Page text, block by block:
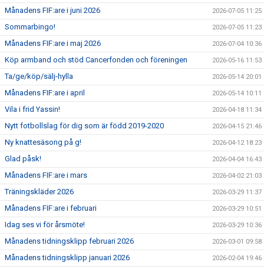
Månadens FIF:are i juni 2026 2026-07-05 11:25
Sommarbingo! 2026-07-05 11:23
Månadens FIF:are i maj 2026 2026-07-04 10:36
Köp armband och stöd Cancerfonden och föreningen 2026-05-16 11:53
Ta/ge/köp/sälj-hylla 2026-05-14 20:01
Månadens FIF:are i april 2026-05-14 10:11
Vila i frid Yassin! 2026-04-18 11:34
Nytt fotbollslag för dig som är född 2019-2020 2026-04-15 21:46
Ny knattesäsong på g! 2026-04-12 18:23
Glad påsk! 2026-04-04 16:43
Månadens FIF:are i mars 2026-04-02 21:03
Träningskläder 2026 2026-03-29 11:37
Månadens FIF:are i februari 2026-03-29 10:51
Idag ses vi för årsmöte! 2026-03-29 10:36
Månadens tidningsklipp februari 2026 2026-03-01 09:58
Månadens tidningsklipp januari 2026 2026-02-04 19:46